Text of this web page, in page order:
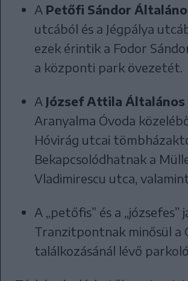
A Petőfi Sándor
utcából és a Jégpálya
ezek érintik a Fodor
a központi park övezetét.
A József Attila Általános
Aranyalma Óvoda
Hóvirág utcai
Bekapcsolódhatnak a
Vladimirescu utca,
A „petőfis” és a
Tranzitpontnak minősül a
találkozásánál lévő